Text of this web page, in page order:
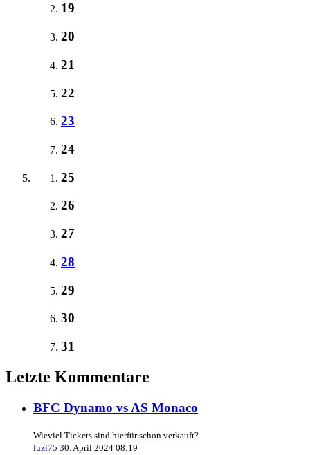
19
20
21
22
23
24
25
26
27
28
29
30
31
Letzte Kommentare
BFC Dynamo vs AS Monaco
Wieviel Tickets sind hierfür schon verkauft?
luzi75 30. April 2024 08:19